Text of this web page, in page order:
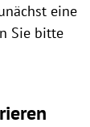
eine
Sie bitte